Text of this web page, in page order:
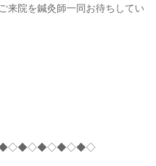
来院を鍼灸師一同お待ちしてい